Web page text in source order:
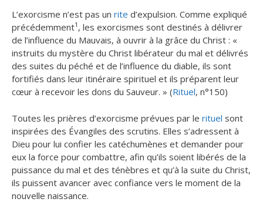
L’exorcisme n’est pas un rite d’expulsion. Comme expliqué
précédemment1 , les exorcismes sont destinés à délivrer
de l’influence du Mauvais, à ouvrir à la grâce du Christ : «
instruits du mystère du Christ libérateur du mal et délivrés
des suites du péché et de l’influence du diable, ils sont
fortifiés dans leur itinéraire spirituel et ils préparent leur
cœur à recevoir les dons du Sauveur. » (Rituel, n°150)
Toutes les prières d’exorcisme prévues par le rituel sont
inspirées des Évangiles des scrutins. Elles s’adressent à
Dieu pour lui confier les catéchumènes et demander pour
eux la force pour combattre, afin qu’ils soient libérés de la
puissance du mal et des ténèbres et qu’à la suite du Christ,
ils puissent avancer avec confiance vers le moment de la
nouvelle naissance.